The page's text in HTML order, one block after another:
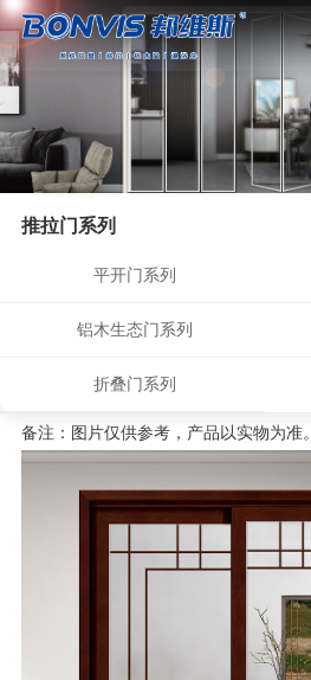
推拉门系列
平开门系列
铝木生态门系列
折叠门系列
备注：图片仅供参考，产品以实物为准。